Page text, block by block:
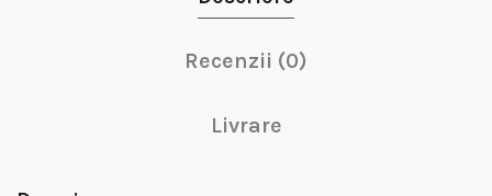
Recenzii (0)
Livrare